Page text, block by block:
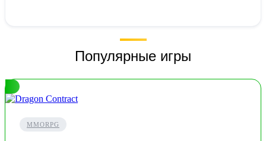
Популярные игры
MMORPG